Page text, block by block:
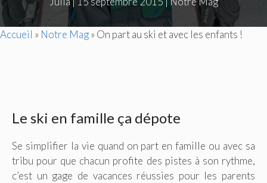
Accueil » Notre Mag» On part au ski et avec les enfants !
Le ski en famille ça dépote
Se simplifier la vie quand on part en famille ou avec sa
tribu pour que chacun profite des pistes à son rythme,
c’est un gage de vacances réussies pour les parents